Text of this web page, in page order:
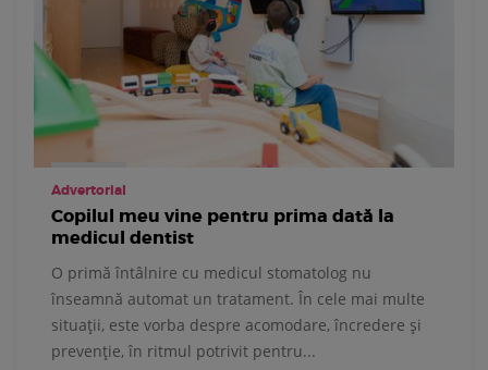
Advertorial
Copilul meu vine pentru prima dată la
medicul dentist
O primă întâlnire cu medicul stomatolog nu
înseamnă automat un tratament. În cele mai multe
situații, este vorba despre acomodare, încredere și
prevenție, în ritmul potrivit pentru...